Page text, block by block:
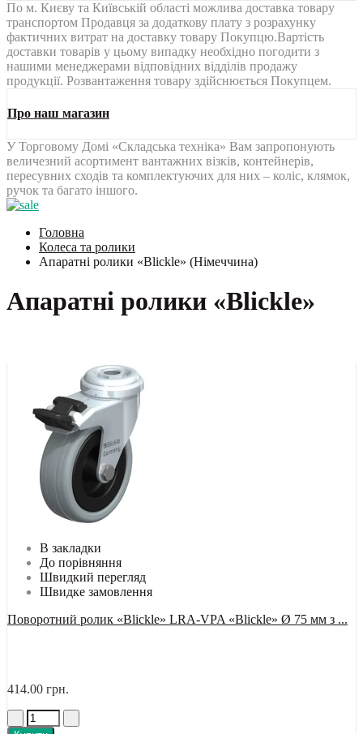
По м. Києву та Київській області можлива доставка товару
транспортом Продавця за додаткову плату з розрахунку
фактичних витрат на доставку товару Покупцю.Вартість
доставки товарів у цьому випадку необхідно погодити з
нашими менеджерами відповідних відділів продажу
продукції. Розвантаження товару здійснюється Покупцем.
Про наш магазин
У Торговому Домі «Складська техніка» Вам запропонують
величезний асортимент вантажних візків, контейнерів,
пересувних сходів та комплектуючих для них – коліс, клямок,
ручок та багато іншого.
Головна
Колеса та ролики
Апаратні ролики «Blickle» (Німеччина)
Апаратні ролики «Blickle»
В закладки
До порівняння
Швидкий перегляд
Швидке замовлення
Поворотний ролик «Blickle» LRA-VPA «Blickle» Ø 75 мм з ...
414.00 грн.